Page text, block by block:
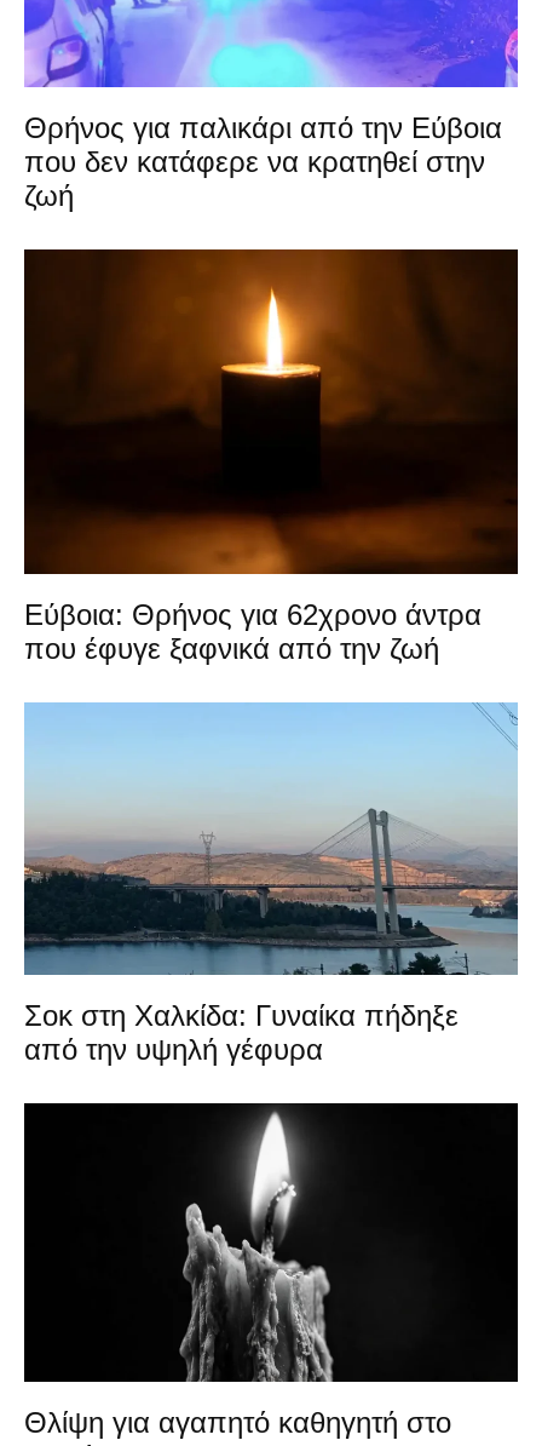
Θρήνος για παλικάρι από την Εύβοια
που δεν κατάφερε να κρατηθεί στην
ζωή
Εύβοια: Θρήνος για 62χρονο άντρα
που έφυγε ξαφνικά από την ζωή
Σοκ στη Χαλκίδα: Γυναίκα πήδηξε
από την υψηλή γέφυρα
Θλίψη για αγαπητό καθηγητή στο